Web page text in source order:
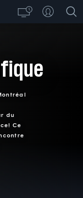
du
Ce